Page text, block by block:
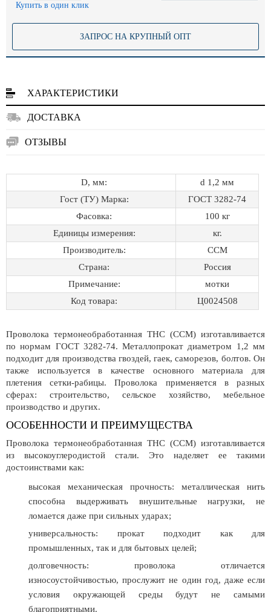
Купить в один клик
ЗАПРОС НА КРУПНЫЙ ОПТ
ХАРАКТЕРИСТИКИ
ДОСТАВКА
ОТЗЫВЫ
D, мм:
d 1,2 мм
Гост (ТУ) Марка:
ГОСТ 3282-74
Фасовка:
100 кг
Единицы измерения:
кг.
Производитель:
ССМ
Страна:
Россия
Примечание:
мотки
Код товара:
Ц0024508
Проволока термонеобработанная ТНС (ССМ) изготавливается
по нормам ГОСТ 3282-74. Металлопрокат диаметром 1,2 мм
подходит для производства гвоздей, гаек, саморезов, болтов. Он
также используется в качестве основного материала для
плетения сетки-рабицы. Проволока применяется в разных
сферах: строительство, сельское хозяйство, мебельное
производство и других.
ОСОБЕННОСТИ И ПРЕИМУЩЕСТВА
Проволока термонеобработанная ТНС (ССМ) изготавливается
из высокоуглеродистой стали. Это наделяет ее такими
достоинствами как:
высокая механическая прочность: металлическая нить
способна выдерживать внушительные нагрузки, не
ломается даже при сильных ударах;
универсальность: прокат подходит как для
промышленных, так и для бытовых целей;
долговечность: проволока отличается
износоустойчивостью, прослужит не один год, даже если
условия окружающей среды будут не самыми
благоприятными.